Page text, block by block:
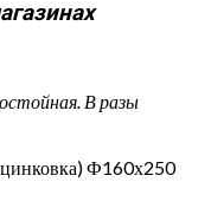
В разы
Ф160х250